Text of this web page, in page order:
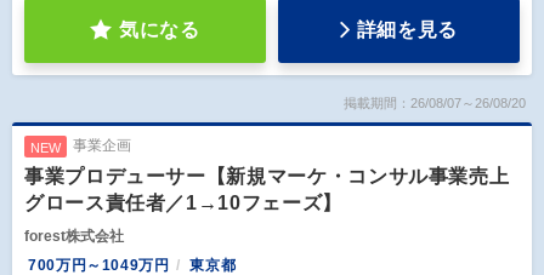
気になる 詳細を見る
掲載期間：26/08/07～26/08/20
NEW 事業企画
事業プロデューサー【新規マーケ・コンサル事業売上
グロース責任者／1→10フェーズ】
forest株式会社
700万円～1049万円
東京都